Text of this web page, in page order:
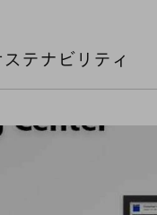
ステナビリティ